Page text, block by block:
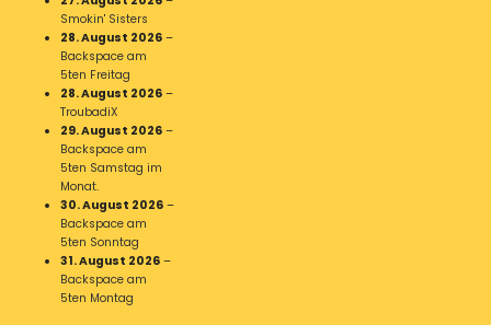
Smokin' Sisters
28. August 2026 –
Backspace am
5ten Freitag
28. August 2026 –
TroubadiX
29. August 2026 –
Backspace am
5ten Samstag im
Monat.
30. August 2026 –
Backspace am
5ten Sonntag
31. August 2026 –
Backspace am
5ten Montag